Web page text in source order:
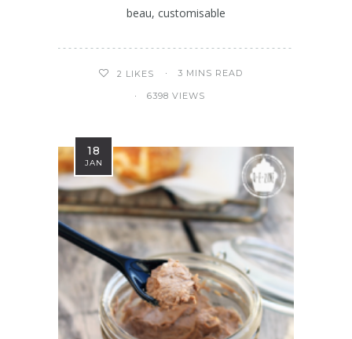
beau, customisable
2 LIKES 3 MINS READ
6398 VIEWS
18
JAN